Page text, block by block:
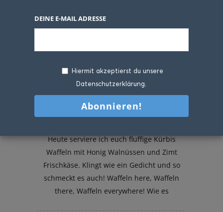
Kürbis Waffeln mit Honig
Walnüssen
Heute serviere ich euch fluffige Kürbis
Waffeln mit Honig Walnüssen und Zimt
Frischkäse. Klingt wie ein Gedicht und so
schmeckt es auch! Waffeln here, Waffeln
there, Waffeln everywhere! Wie es
DEINE E-MAIL ADRESSE
Hiermit akzeptierst du unsere
Datenschutzerklärung.